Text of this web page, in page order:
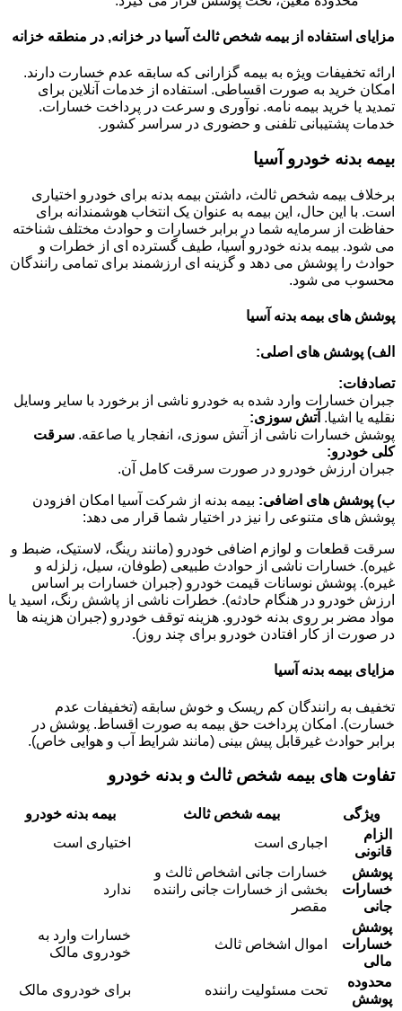
مزایای استفاده از بیمه شخص ثالث آسیا در خزانه, در منطقه خزانه
ارائه تخفیفات ویژه به بیمه گزارانی که سابقه عدم خسارت دارند.
امکان خرید به صورت اقساطی. استفاده از خدمات آنلاین برای
تمدید یا خرید بیمه نامه. نوآوری و سرعت در پرداخت خسارات.
خدمات پشتیبانی تلفنی و حضوری در سراسر کشور.
بیمه بدنه خودرو آسیا
برخلاف بیمه شخص ثالث، داشتن بیمه بدنه برای خودرو اختیاری
است. با این حال، این بیمه به عنوان یک انتخاب هوشمندانه برای
حفاظت از سرمایه شما در برابر خسارات و حوادث مختلف شناخته
می شود. بیمه بدنه خودرو آسیا، طیف گسترده ای از خطرات و
حوادث را پوشش می دهد و گزینه ای ارزشمند برای تمامی رانندگان
محسوب می شود.
پوشش های بیمه بدنه آسیا
الف) پوشش های اصلی:
تصادفات:
جبران خسارات وارد شده به خودرو ناشی از برخورد با سایر وسایل
نقلیه یا اشیا. آتش سوزی:
پوشش خسارات ناشی از آتش سوزی، انفجار یا صاعقه. سرقت
کلی خودرو:
جبران ارزش خودرو در صورت سرقت کامل آن.
ب) پوشش های اضافی: بیمه بدنه از شرکت آسیا امکان افزودن
پوشش های متنوعی را نیز در اختیار شما قرار می دهد:
سرقت قطعات و لوازم اضافی خودرو (مانند رینگ، لاستیک، ضبط و
غیره). خسارات ناشی از حوادث طبیعی (طوفان، سیل، زلزله و
غیره). پوشش نوسانات قیمت خودرو (جبران خسارات بر اساس
ارزش خودرو در هنگام حادثه). خطرات ناشی از پاشش رنگ، اسید یا
مواد مضر بر روی بدنه خودرو. هزینه توقف خودرو (جبران هزینه ها
در صورت از کار افتادن خودرو برای چند روز).
مزایای بیمه بدنه آسیا
تخفیف به رانندگان کم ریسک و خوش سابقه (تخفیفات عدم
خسارت). امکان پرداخت حق بیمه به صورت اقساط. پوشش در
برابر حوادث غیرقابل پیش بینی (مانند شرایط آب و هوایی خاص).
تفاوت های بیمه شخص ثالث و بدنه خودرو
ویژگی بیمه شخص ثالث
بیمه بدنه خودرو
الزام
قانونی
اجباری است
اختیاری است
پوشش
خسارات
جانی
خسارات جانی اشخاص ثالث و
بخشی از خسارات جانی راننده
مقصر
ندارد
پوشش
خسارات
مالی
اموال اشخاص ثالث
خسارات وارد به
خودروی مالک
محدوده
پوشش
تحت مسئولیت راننده برای خودروی مالک